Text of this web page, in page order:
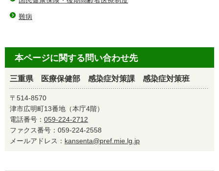
難病
本ページに関する問い合わせ先
三重県 医療保健部 感染症対策課 感染症対策班
〒514-8570
津市広明町13番地（本庁4階）
電話番号： 059-224-2712
ファクス番号：059-224-2558
メールアドレス： kansenta@pref.mie.lg.jp